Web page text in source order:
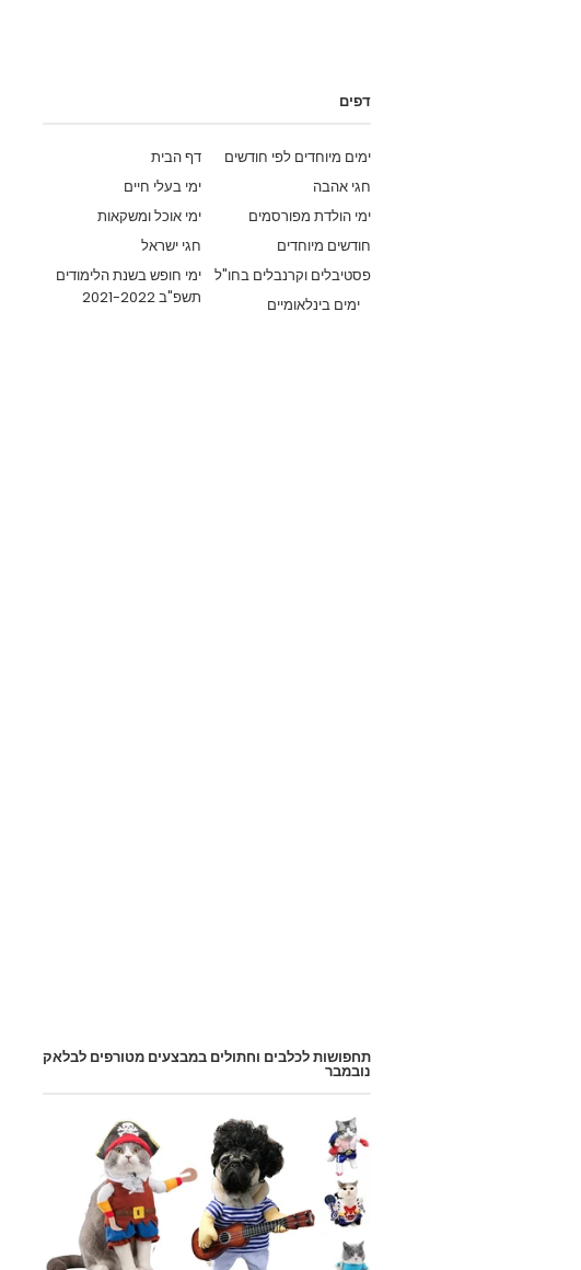
דפים
דף הבית
ימים מיוחדים לפי חודשים
ימי בעלי חיים
חגי אהבה
ימי אוכל ומשקאות
ימי הולדת מפורסמים
חגי ישראל
חודשים מיוחדים
ימי חופש בשנת הלימודים
תשפ"ב 2021-2022
פסטיבלים וקרנבלים בחו"ל
ימים בינלאומיים
תחפושות לכלבים וחתולים במבצעים מטורפים לבלאק
נובמבר